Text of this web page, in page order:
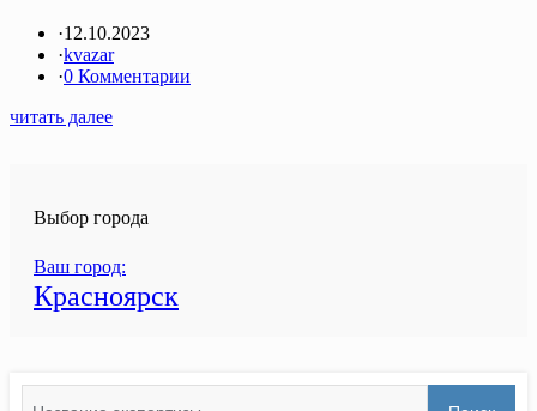
·12.10.2023
·kvazar
·0 Комментарии
читать далее
Выбор города
Ваш город:
Красноярск